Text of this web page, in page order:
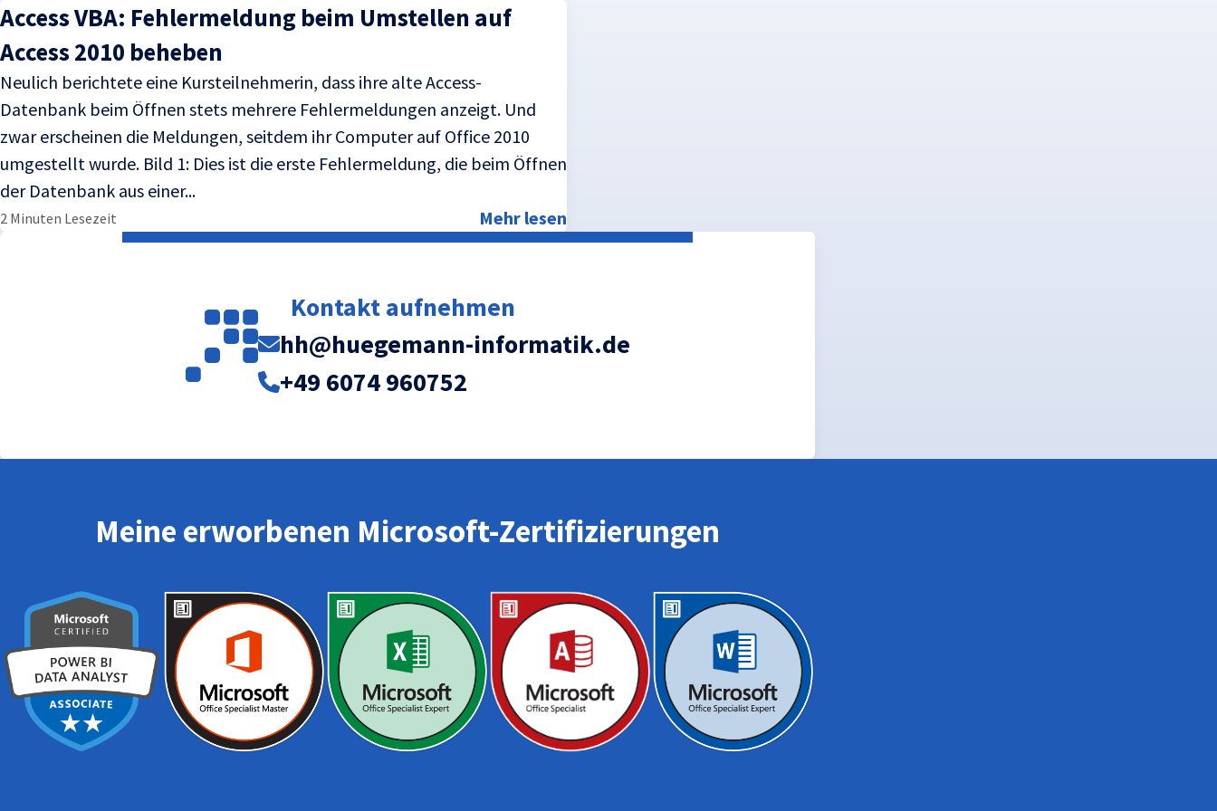
Access VBA: Fehlermeldung beim Umstellen auf
Access 2010 beheben
Neulich berichtete eine Kursteilnehmerin, dass ihre alte Access-
Datenbank beim Öffnen stets mehrere Fehlermeldungen anzeigt. Und
zwar erscheinen die Meldungen, seitdem ihr Computer auf Office 2010
umgestellt wurde. Bild 1: Dies ist die erste Fehlermeldung, die beim Öffnen
der Datenbank aus einer...
2 Minuten Lesezeit Mehr lesen
Kontakt aufnehmen
hh@huegemann-informatik.de
+49 6074 960752
Meine erworbenen Microsoft-Zertifizierungen